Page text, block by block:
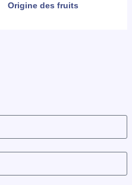
Origine des fruits